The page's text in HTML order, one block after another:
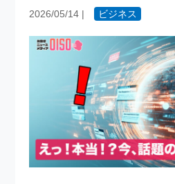
2026/05/14 | ビジネス